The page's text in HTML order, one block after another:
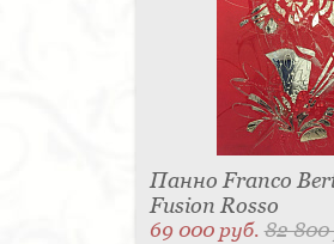
Панно Franco
Fusion Rosso
69 000 руб.82 800